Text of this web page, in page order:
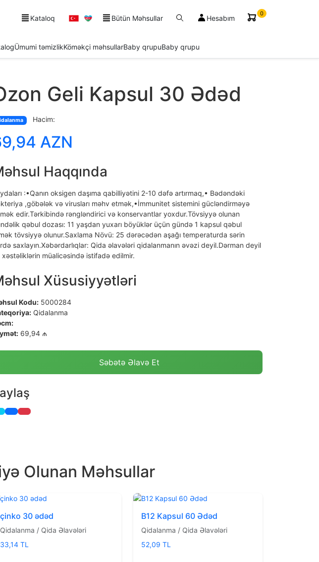
Kataloq Bütün Məhsullar Hesabım
0
Ümumi təmizlikKöməkçi məhsullarBaby qrupuBaby qrupu
Geli Kapsul 30 Ədəd
Hacim:
AZN
Haqqında
:•Qanın oksigen daşıma qabilliyətini 2-10 dəfə artırmaq,• Bədəndəki
,göbələk və virusları məhv etmək,•İmmunitet sistemini gücləndirməyə
edir.Tərkibində rəngləndirici və konservantlar yoxdur.Tövsiyyə olunan
qəbul dozası: 11 yaşdan yuxarı böyüklər üçün gündə 1 kapsul qəbul
tövsiyyə olunur.Saxlama Növü: 25 dərəcədən aşağı temperaturda sərin
saxlayın.Xəbərdarlıqlar: Qida əlavələri qidalanmanın əvəzi deyil.Dərman deyil
xəstəliklərin müalicəsində istifadə edilmir.
Xüsusiyyətləri
Kodu: 5000284
Qidalanma
69,94 ₼
Səbətə Əlavə Et
Olunan Məhsullar
çinko 30 ədəd
Qidalanma / Qida Əlavələri
33,14 TL
B12 Kapsul 60 Ədəd
Qidalanma / Qida Əlavələri
52,09 TL